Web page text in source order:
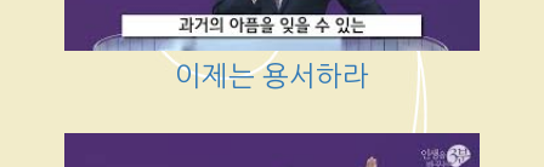
이제는 용서하라